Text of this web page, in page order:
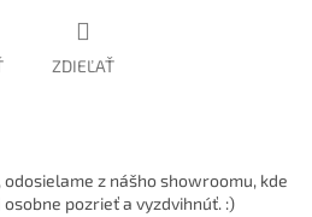
ZDIEĽAŤ
odosielame z nášho showroomu, kde
pozrieť a vyzdvihnúť. :)